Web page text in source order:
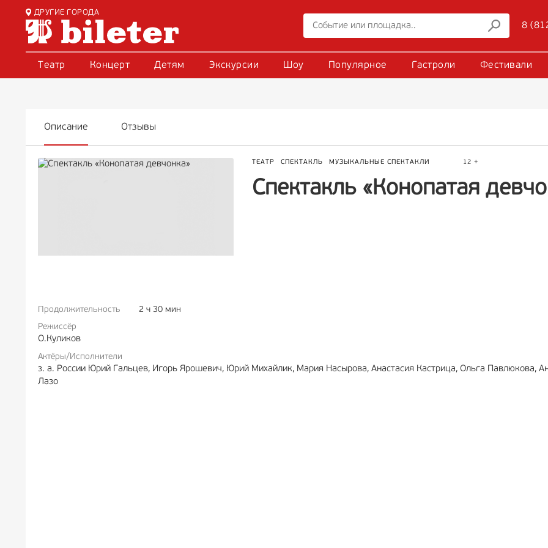
ДРУГИЕ ГОРОДА
8
Театр Концерт Детям Экскурсии Шоу Популярное Гастроли Фестивали
Описание Отзывы
ТЕАТР СПЕКТАКЛЬ МУЗЫКАЛЬНЫЕ СПЕКТАКЛИ 12 +
Спектакль «Конопатая
Продолжительность
2 ч 30 мин
Режиссёр
О.Куликов
Актёры/Исполнители
з. а. России Юрий Гальцев, Игорь Ярошевич, Юрий Михайлик, Мария Насырова, Анастасия Кастрица, Ольга Павлюкова,
Лазо